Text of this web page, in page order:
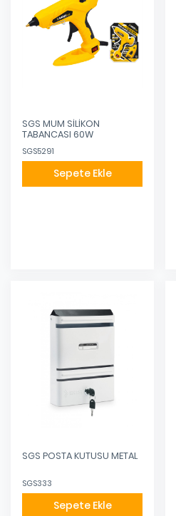
SGS MUM SİLİKON
TABANCASI 60W
SGS5291
Sepete Ekle
SGS POSTA KUTUSU METAL
SGS333
Sepete Ekle